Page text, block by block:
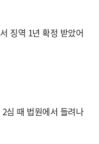
징역 1년 확정 받았어
심 때 법원에서 들려나